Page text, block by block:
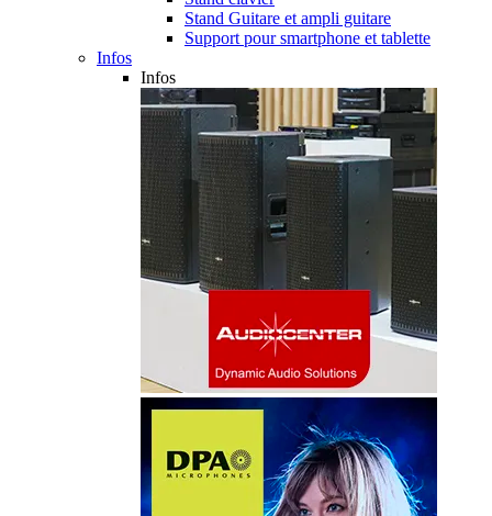
Stand Guitare et ampli guitare
Support pour smartphone et tablette
Infos
Infos